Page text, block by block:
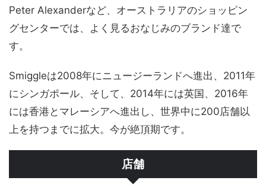
Peter Alexanderなど、オーストラリアのショッピン
グセンターでは、よく見るおなじみのブランド達で
す。
Smiggleは2008年にニュージーランドへ進出、2011年
にシンガポール、そして、2014年には英国、2016年
には香港とマレーシアへ進出し、世界中に200店舗以
上を持つまでに拡大。今が絶頂期です。
店舗